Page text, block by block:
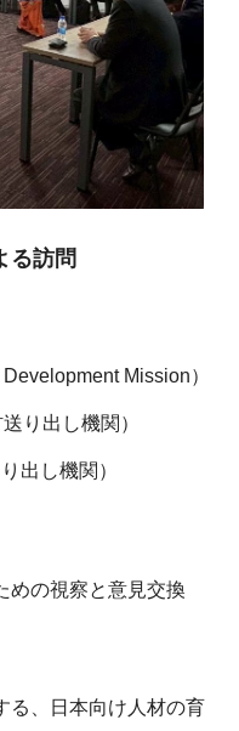
訪問
Mission）
り出し機関）
出し機関）
めの視察と意見交換
る、日本向け人材の育